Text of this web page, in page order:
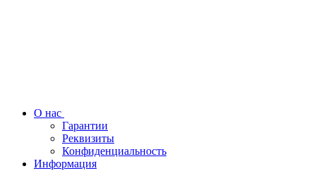
О нас
Гарантии
Реквизиты
Конфиденциальность
Информация